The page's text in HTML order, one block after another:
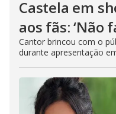
Castela em
aos fãs: ‘Não
Cantor brincou com o
durante apresentação